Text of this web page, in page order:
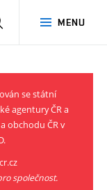
MENU
se státní
agentury ČR a
obchodu ČR v
společnost.